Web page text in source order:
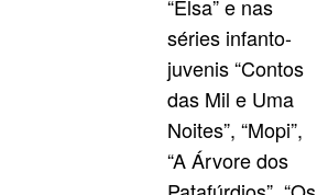
“Elsa” e nas
séries infanto-
juvenis “Contos
das Mil e Uma
Noites”, “Mopi”,
“A Árvore dos